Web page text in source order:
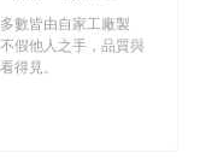
數皆由自家工廠製
假他人之手，品質與
得見。